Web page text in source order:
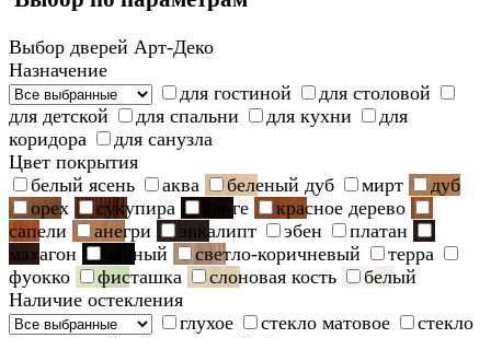
Выбор дверей Арт-Деко
Назначение
для гостиной
для столовой
для детской
для спальни для кухни
для
коридора
для санузла
Цвет покрытия
белый ясень
аква беленый дуб мирт
дуб
орех
сукупира венге
красное дерево
сапели
анегри эвкалипт эбен
платан
махагон
черный светло-коричневый
терра
фуокко
фисташка слоновая кость
белый
Наличие остекления
глухое
стекло матовое
стекло